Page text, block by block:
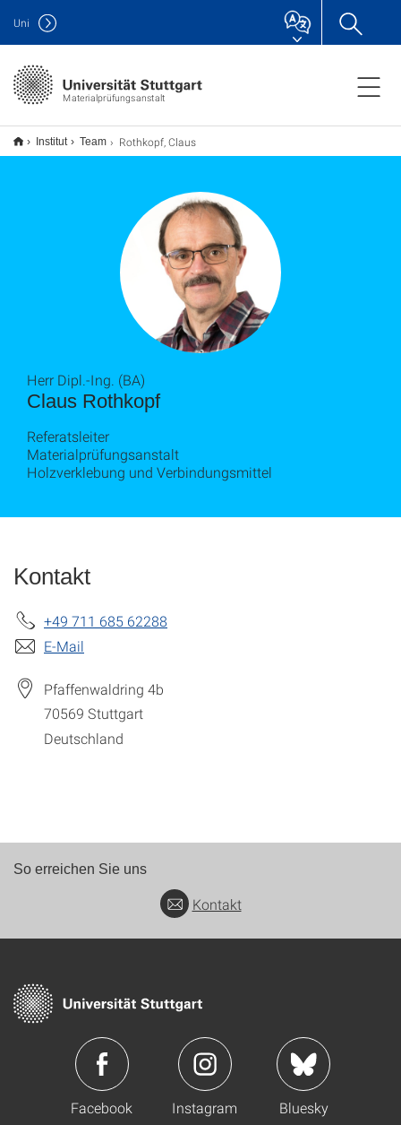
Materialprüfungsanstalt
Uni
Institut Team Rothkopf, Claus
Claus Rothkopf
Herr Dipl.-Ing. (BA)
Referatsleiter
Materialprüfungsanstalt
Holzverklebung und Verbindungsmittel
Kontakt
+49 711 685 62288
E-Mail
Pfaffenwaldring 4b
70569 Stuttgart
Deutschland
So erreichen Sie uns
Kontakt
Facebook Instagram Bluesky